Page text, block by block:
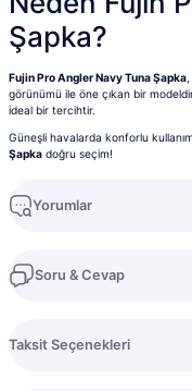
Şapka?
Fujin Pro Angler Navy Tuna Şapka
görünümü ile öne çıkan bir
ideal bir tercihtir.
Güneşli havalarda konforlu
Şapka doğru seçim!
Yorumlar
Soru & Cevap
Taksit Seçenekleri